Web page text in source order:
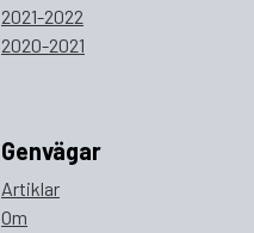
2021-2022
2020-2021
Genvägar
Artiklar
Om